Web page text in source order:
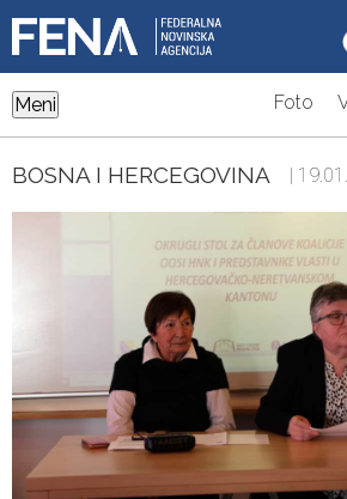
Meni Foto
BOSNA I HERCEGOVINA |